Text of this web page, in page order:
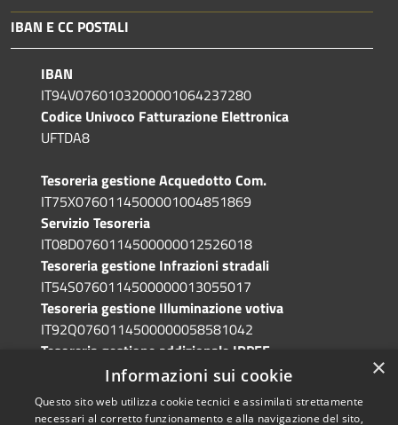
IBAN E CC POSTALI
IBAN
IT94V0760103200001064237280
Codice Univoco Fatturazione Elettronica
UFTDA8
Tesoreria gestione Acquedotto Com.
IT75X0760114500001004851869
Servizio Tesoreria
IT08D0760114500000012526018
Tesoreria gestione Infrazioni stradali
IT54S0760114500000013055017
Tesoreria gestione Illuminazione votiva
IT92Q0760114500000058581042
Tesoreria gestione addizionale IRPEF
IT71A0760114500000086341765
×
Informazioni sui cookie
Questo sito web utilizza cookie tecnici e assimilati strettamente
necessari al corretto funzionamento e alla navigazione del sito,